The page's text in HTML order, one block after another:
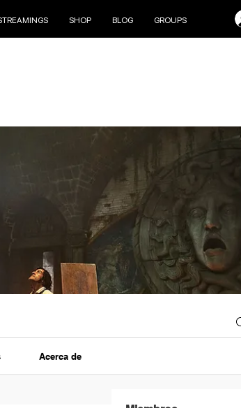
SHOP BLOG GROUPS
Acerca de